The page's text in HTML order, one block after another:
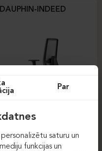
DAUPHIN-INDEED
Par
saturu un
funkcijas un